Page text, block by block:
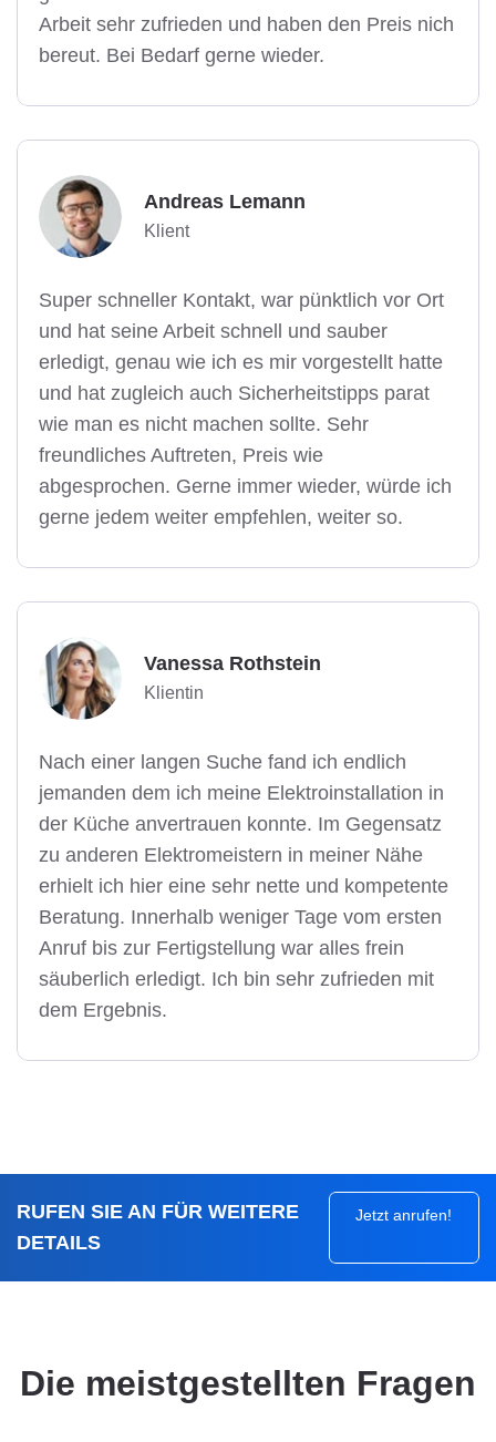
Arbeit sehr zufrieden und haben den Preis nich
bereut. Bei Bedarf gerne wieder.
Andreas Lemann
Klient
Super schneller Kontakt, war pünktlich vor Ort
und hat seine Arbeit schnell und sauber
erledigt, genau wie ich es mir vorgestellt hatte
und hat zugleich auch Sicherheitstipps parat
wie man es nicht machen sollte. Sehr
freundliches Auftreten, Preis wie
abgesprochen. Gerne immer wieder, würde ich
gerne jedem weiter empfehlen, weiter so.
Vanessa Rothstein
Klientin
Nach einer langen Suche fand ich endlich
jemanden dem ich meine Elektroinstallation in
der Küche anvertrauen konnte. Im Gegensatz
zu anderen Elektromeistern in meiner Nähe
erhielt ich hier eine sehr nette und kompetente
Beratung. Innerhalb weniger Tage vom ersten
Anruf bis zur Fertigstellung war alles frein
säuberlich erledigt. Ich bin sehr zufrieden mit
dem Ergebnis.
RUFEN SIE AN FÜR WEITERE
DETAILS
Jetzt anrufen!
Die meistgestellten Fragen